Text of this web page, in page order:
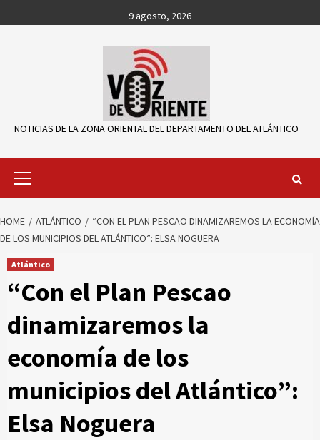
to
9 agosto, 2026
NOTICIAS DE LA ZONA ORIENTAL DEL DEPARTAMENTO DEL ATLÁNTICO
Primary
HOME ATLÁNTICO
“CON EL PLAN PESCAO DINAMIZAREMOS LA ECONOMÍA
DE LOS MUNICIPIOS DEL ATLÁNTICO”: ELSA NOGUERA
Atlántico
“Con el Plan Pescao
dinamizaremos la
economía de los
municipios del Atlántico”:
Elsa Noguera